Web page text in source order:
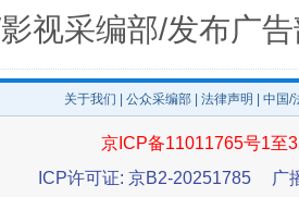
抗生素超标问题” 法
视采编部/发布广
关于我们 公众采编部 法律声明 | 中国
京ICP备11011765号1至
ICP许可证: 京B2-20251785
广